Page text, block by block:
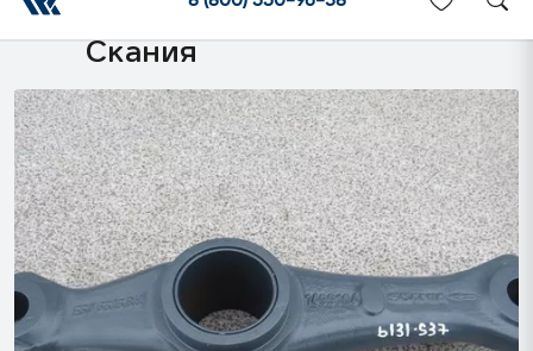
грузовиков марки Scania/
Скания